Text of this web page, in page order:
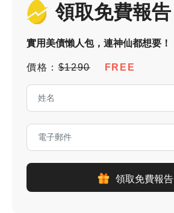
領取免費報告
實用美債懶人包，連神仙都想要！
價格：$1290 FREE
領取免費報告